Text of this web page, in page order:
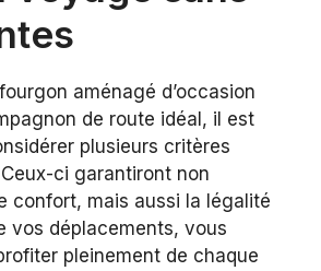
aménagé d’occasion
de route idéal, il est
plusieurs critères
ci garantiront non
confort, mais aussi la légalité
vos déplacements, vous
pleinement de chaque